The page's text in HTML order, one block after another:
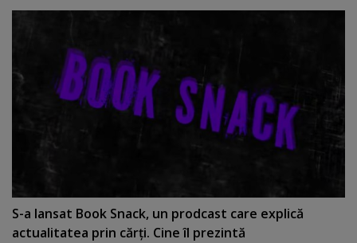
S-a lansat Book Snack, un prodcast care explică
actualitatea prin cărţi. Cine îl prezintă